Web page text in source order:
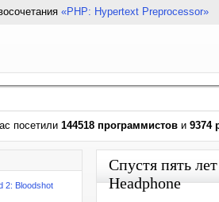
«PHP: Hypertext Preprocessor»
посетили 144518 программистов и 9374
2: Bloodshot
Спустя пять
Headphone